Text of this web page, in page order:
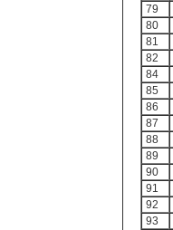
79
80
81
82
84
85
86
87
88
89
90
91
92
93